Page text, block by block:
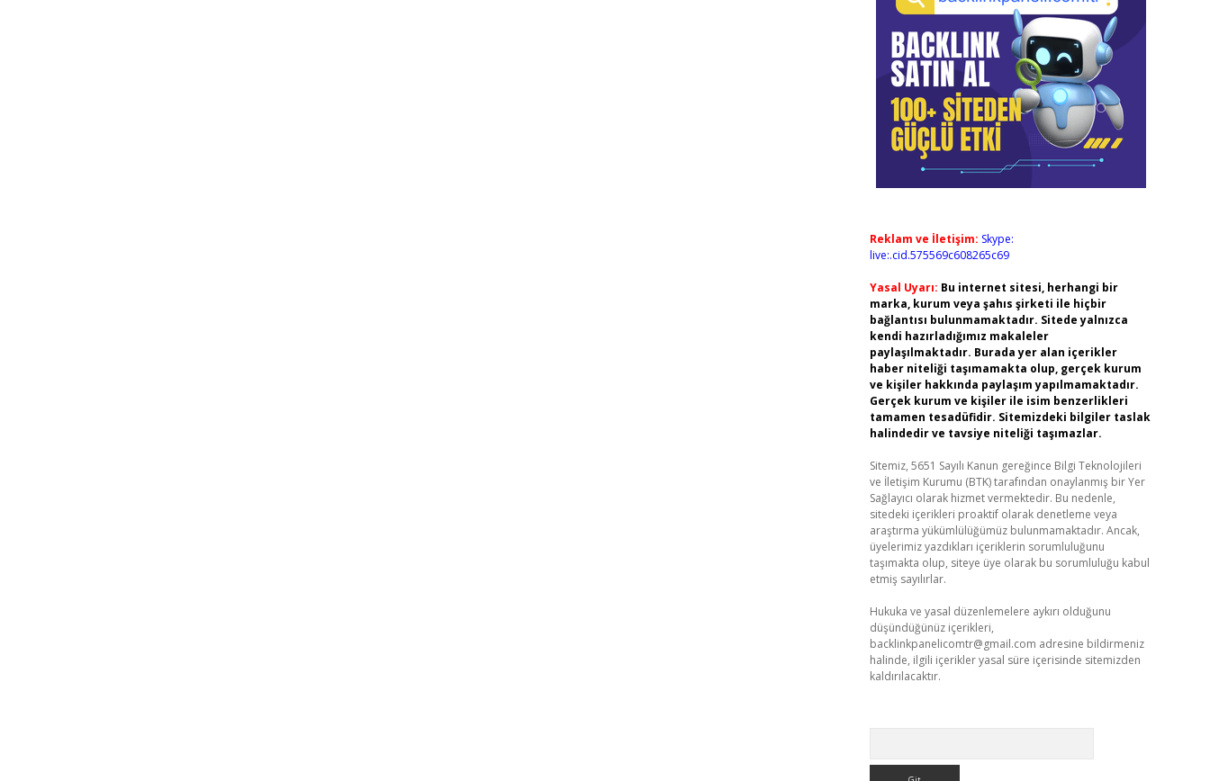
Reklam ve İletişim: Skype:
live:.cid.575569c608265c69
Yasal Uyarı: Bu internet sitesi, herhangi bir
marka, kurum veya şahıs şirketi ile hiçbir
bağlantısı bulunmamaktadır. Sitede yalnızca
kendi hazırladığımız makaleler
paylaşılmaktadır. Burada yer alan içerikler
haber niteliği taşımamakta olup, gerçek kurum
ve kişiler hakkında paylaşım yapılmamaktadır.
Gerçek kurum ve kişiler ile isim benzerlikleri
tamamen tesadüfidir. Sitemizdeki bilgiler taslak
halindedir ve tavsiye niteliği taşımazlar.
Sitemiz, 5651 Sayılı Kanun gereğince Bilgi Teknolojileri
ve İletişim Kurumu (BTK) tarafından onaylanmış bir Yer
Sağlayıcı olarak hizmet vermektedir. Bu nedenle,
sitedeki içerikleri proaktif olarak denetleme veya
araştırma yükümlülüğümüz bulunmamaktadır. Ancak,
üyelerimiz yazdıkları içeriklerin sorumluluğunu
taşımakta olup, siteye üye olarak bu sorumluluğu kabul
etmiş sayılırlar.
Hukuka ve yasal düzenlemelere aykırı olduğunu
düşündüğünüz içerikleri,
backlinkpanelicomtr@gmail.com adresine bildirmeniz
halinde, ilgili içerikler yasal süre içerisinde sitemizden
kaldırılacaktır.